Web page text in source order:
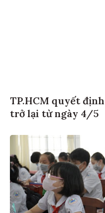
TP.HCM quyết
trở lại từ ngày 4/5